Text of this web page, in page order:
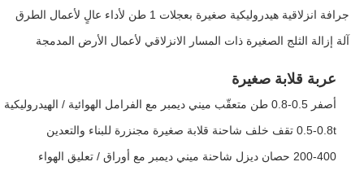
جرافة انزلاقية هيدروليكية صغيرة بعجلات 1 طن لأداء عالٍ لأعمال الطرق
آلة إزالة الثلج الصغيرة ذات المسار الانزلاقي لأعمال الأرض المدمجة
عربة قلابة صغيرة
أصفر 0.5-0.8 طن متعقّب ميني ديمبر مع الفرامل الهوائية / الهيدروليكية
0.5-0.8t تقف خلف شاحنة قلابة صغيرة مجنزرة للبناء والتعدين
200-400 حصان ديزل شاحنة ميني ديمبر مع أوراق / تعليق الهواء